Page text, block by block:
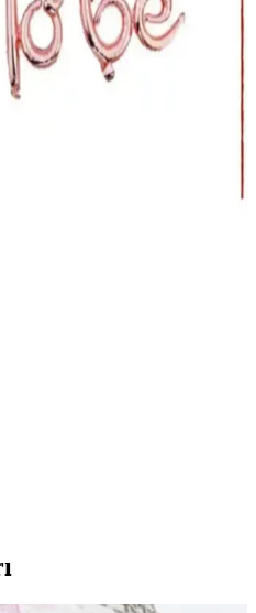
folyo balon setleri ve rose gold
yorumları ve dekorasyon
Bride To Be Folyo
Bride To Be folyo balon
Renk, boyut, şişirme
en uygun seçeneği belirleyin.